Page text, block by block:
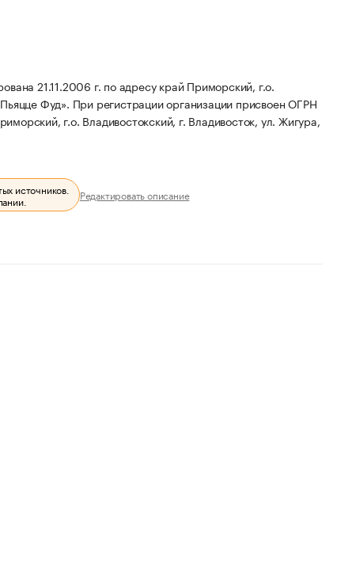
21.11.2006 г. по адресу край Приморский, г.о.
Фуд». При регистрации организации присвоен ОГРН
г.о. Владивостокский, г. Владивосток, ул. Жигура,
источников. Редактировать описание